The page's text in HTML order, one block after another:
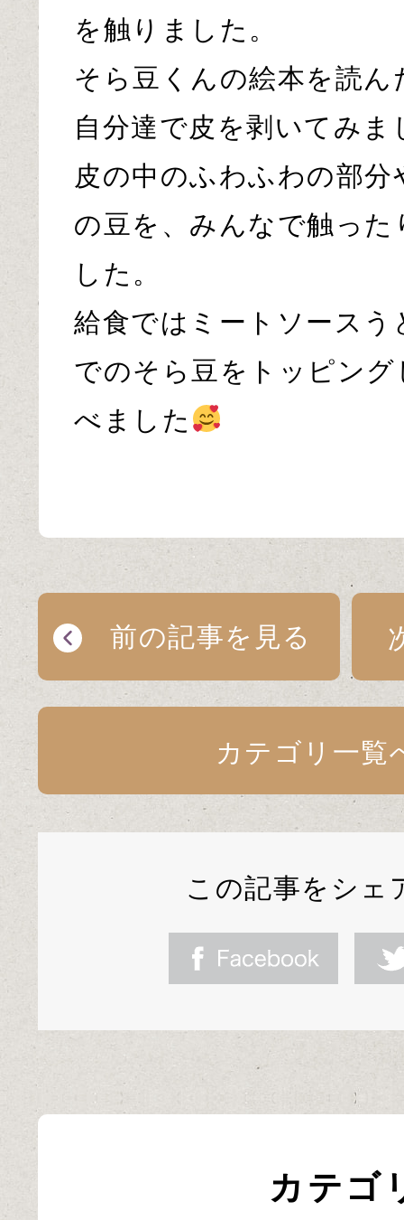
を触りました。
そら豆くんの絵本を読ん
自分達で皮を剥いてみま
皮の中のふわふわの部分
の豆を、みんなで触っ
した。
給食ではミートソースう
でのそら豆をトッピン
べました
前の記事を見る
カテゴリ一覧
この記事をシェ
カテゴ